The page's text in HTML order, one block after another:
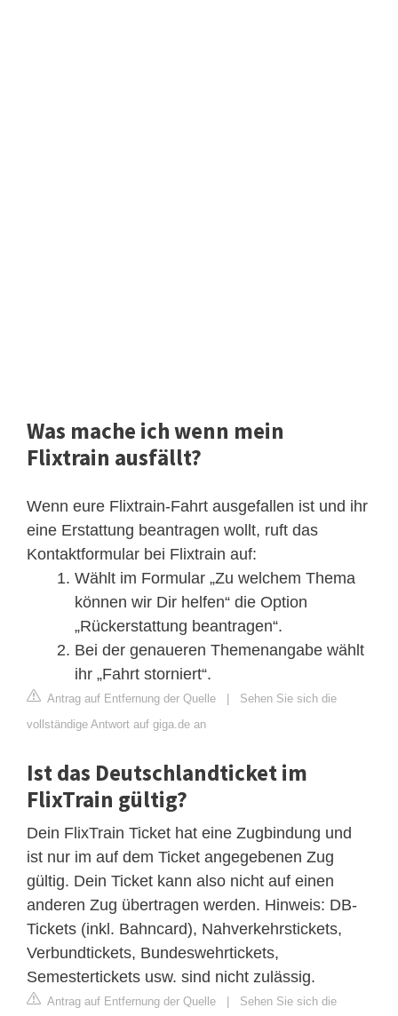
Was mache ich wenn mein
Flixtrain ausfällt?
Wenn eure Flixtrain-Fahrt ausgefallen ist und ihr
eine Erstattung beantragen wollt, ruft das
Kontaktformular bei Flixtrain auf:
Wählt im Formular „Zu welchem Thema
können wir Dir helfen“ die Option
„Rückerstattung beantragen“.
Bei der genaueren Themenangabe wählt
ihr „Fahrt storniert“.
Antrag auf Entfernung der Quelle | Sehen Sie sich die
vollständige Antwort auf giga.de an
Ist das Deutschlandticket im
FlixTrain gültig?
Dein FlixTrain Ticket hat eine Zugbindung und
ist nur im auf dem Ticket angegebenen Zug
gültig. Dein Ticket kann also nicht auf einen
anderen Zug übertragen werden. Hinweis: DB-
Tickets (inkl. Bahncard), Nahverkehrstickets,
Verbundtickets, Bundeswehrtickets,
Semestertickets usw. sind nicht zulässig.
Antrag auf Entfernung der Quelle | Sehen Sie sich die